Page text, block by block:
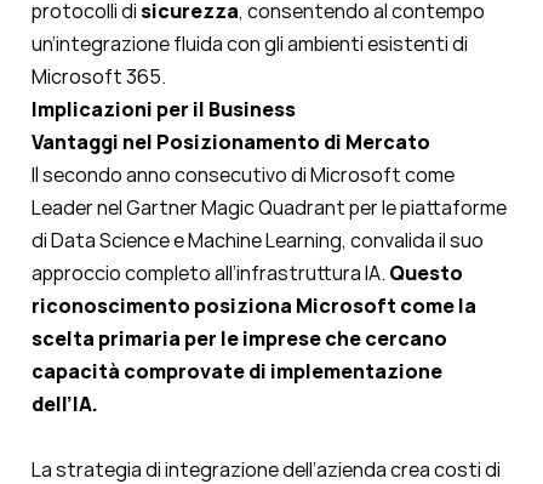
protocolli disicurezza, consentendo al contempo
un’integrazione fluida con gli ambienti esistenti di
Microsoft 365.
Implicazioni per il Business
Vantaggi nel Posizionamento di Mercato
Il secondo anno consecutivo di Microsoft come
Leader nel Gartner Magic Quadrant per le piattaforme
di Data Science e Machine Learning, convalida il suo
approccio completo all’infrastruttura IA. Questo
riconoscimento posiziona Microsoft come la
scelta primaria per le imprese che cercano
capacità comprovate di implementazione
dell’IA.
La strategia di integrazione dell’azienda crea costi di